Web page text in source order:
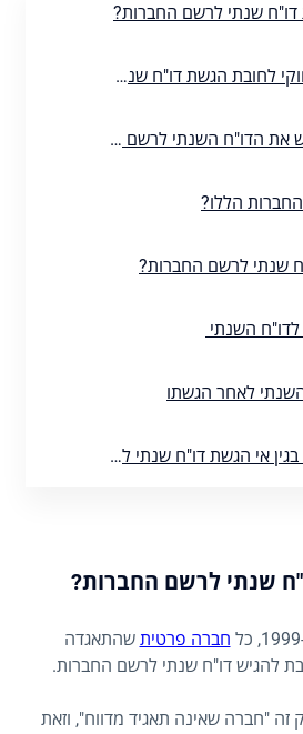
דו"ח שנתי לרשם החברות?
מהו המקור החוקי לחובת הגשת דו"ח שנתי לרשם החברות?
מתי צריך להגיש את הדו"ח השנתי לרשם החברות?
הללו?
שנתי לרשם החברות?
השנתי
לאחר הגשתו
מהן הסנקציות בגין אי הגשת דו"ח שנתי לרשם החברות?
שנתי לרשם החברות?
חברה פרטית שהתאגדה
להגיש דו"ח שנתי לרשם החברות.
"חברה שאינה תאגיד מדווח", וזאת